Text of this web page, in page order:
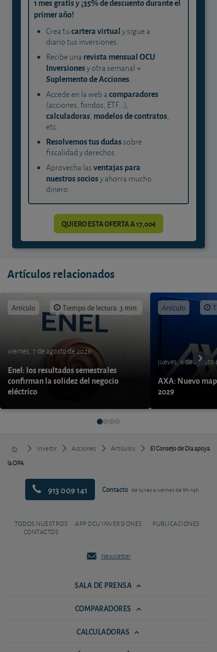
1 mes gratis y ¡35% de descuento durante el
primer año!
Crea tucartera virtualy sigue a
diario tus inversiones.
Recibe unarevista mensual OCU
Inversionesy otra semanal +
Suplemento de Acciones.
Accede en la web acomparadores
(acciones, fondos, ETF...),
calculadoras, modelos de contratos,
etc.
Resolvemos tus dudassobre
fiscalidad y derechos.
Aprovecha lasventajas para
nuestros sociosy ahorra mucho
dinero.
QUIERO ESTA OFERTA A 17,00€
Artículos relacionados
Artículo Tiempo de lectura: 3 min.
viernes, 7 de agosto de 2026
Enel: los resultados semestrales
confirman la solidez del negocio
eléctrico
Artículo
jueves, 6 de agosto
AXA: Nuevo
2029
Invertir Acciones Artículos
El Consejo de Dia apoya
la OPA
913 009 141 Contacto de lunes a viernes de 9h-14h
TODOS NUESTROS
CONTACTOS
APP OCU INVERSIONES PUBLICACIONES
Newsletter
SALA DE PRENSA
COMPARADORES
CALCULADORAS